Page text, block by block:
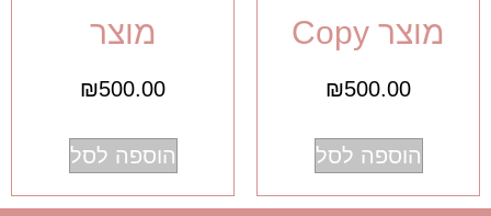
מוצר Copy
₪500.00
הוספה לסל
מוצר
₪500.00
הוספה לסל